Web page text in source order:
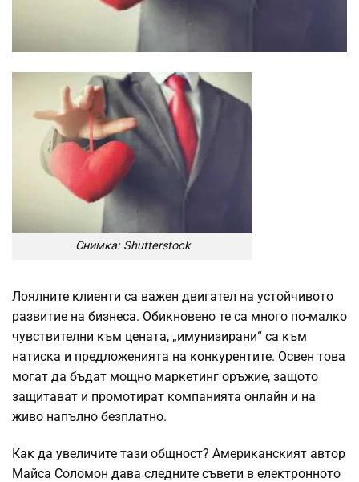
Снимка: Shutterstock
Лоялните клиенти са важен двигател на устойчивото
развитие на бизнеса. Обикновено те са много по-малко
чувствителни към цената, „имунизирани“ са към
натиска и предложенията на конкурентите. Освен това
могат да бъдат мощно маркетинг оръжие, защото
защитават и промотират компанията онлайн и на
живо напълно безплатно.
Как да увеличите тази общност? Американският автор
Майса Соломон дава следните съвети в електронното